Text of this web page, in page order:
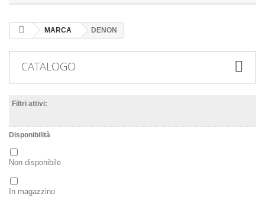
MARCA DENON
CATALOGO
Filtri attivi:
Disponibilità
Non disponibile
In magazzino